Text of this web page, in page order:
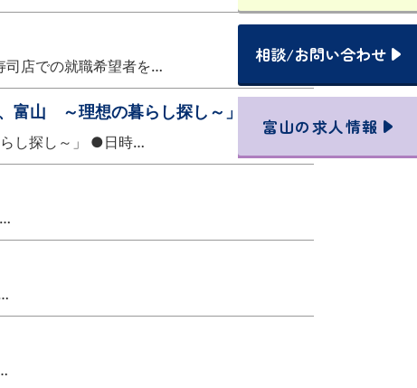
司店での就職希望者を…
富山 ～理想の暮らし探し～」
し探し～」 ●日時…
相談/お問い合わせ
富山の求人情報